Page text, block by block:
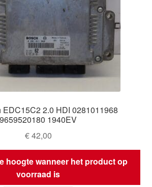
EDC15C2 2.0 HDI 0281011968
9659520180 1940EV
€42,00
hoogte wanneer het product op
voorraad is